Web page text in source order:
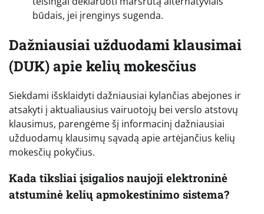
būdais, jei įrenginys sugenda.
Dažniausiai užduodami klausimai
(DUK) apie kelių mokesčius
Siekdami išsklaidyti dažniausiai kylančias abejones ir
atsakyti į aktualiausius vairuotojų bei verslo atstovų
klausimus, parengėme šį informacinį dažniausiai
užduodamų klausimų sąvadą apie artėjančius kelių
mokesčių pokyčius.
Kada tiksliai įsigalios naujoji elektroninė
atstuminė kelių apmokestinimo sistema?